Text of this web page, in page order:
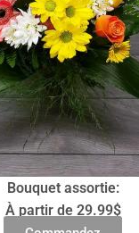
Bouquet assortie:
À partir de 29.99$